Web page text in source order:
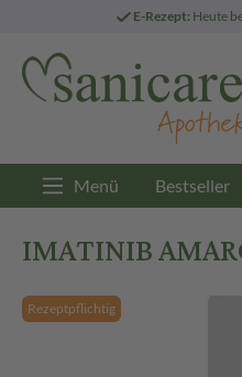
E-Rezept: Heute
Menü Bestseller
IMATINIB
Rezeptpflichtig